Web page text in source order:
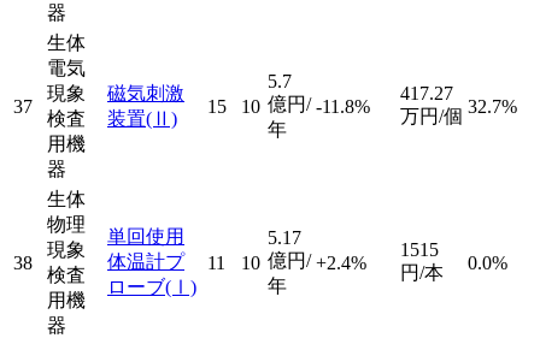
器
37
生体
電気
現象
検査
用機
器
磁気刺激
装置(Ⅱ)
15 10
5.7
億円/
年
-11.8%
417.27
万円/個 32.7%
38
生体
物理
現象
検査
用機
器
単回使用
体温計プ
ローブ(Ⅰ)
11 10
5.17
億円/
年
+2.4%
1515
円/本
0.0%